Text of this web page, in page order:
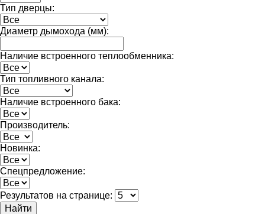
Тип дверцы:
Диаметр дымохода (мм):
Наличие встроенного теплообменника:
Тип топливного канала:
Наличие встроенного бака:
Производитель:
Новинка:
Спецпредложение:
Результатов на странице:
Найти